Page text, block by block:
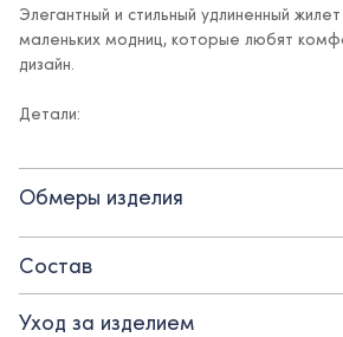
Элегантный и стильный удлиненный
маленьких модниц, которые любят
дизайн.
Детали:
- приталенный силуэт
- застежка на пуговицы спереди
- низ по спинке длиннее, чем по переду
- подкладка - хлопок
Обмеры изделия
Состав
Уход за изделием